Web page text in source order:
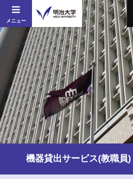
メニュー
機器貸出サービス(教職員)